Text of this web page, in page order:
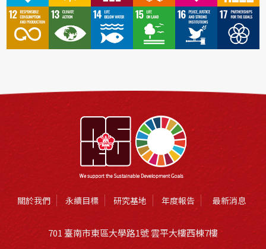
關於我們 永續目標 研究基地 年度報告 最新消息
701 臺南市東區大學路1號 雲平大樓西棟7樓